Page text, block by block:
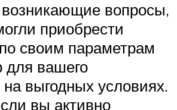
возникающие вопросы,
приобрести
своим параметрам
для вашего
выгодных условиях.
вы активно